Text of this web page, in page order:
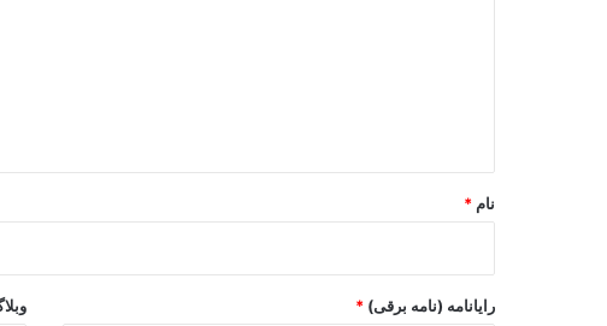
نام *
رایانامه (نامه برقی) *